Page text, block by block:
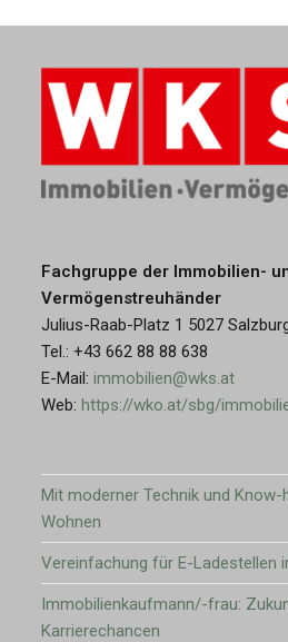
Fachgruppe der Immobilien-
Vermögenstreuhänder
Julius-Raab-Platz 1 5027
Tel.: +43 662 88 88 638
E-Mail:immobilien@wks.at
Web:https://wko.at/sbg/
Mit moderner Technik und
Wohnen
Vereinfachung für E-Ladestellen
Immobilienkaufmann/-frau:
Karrierechancen